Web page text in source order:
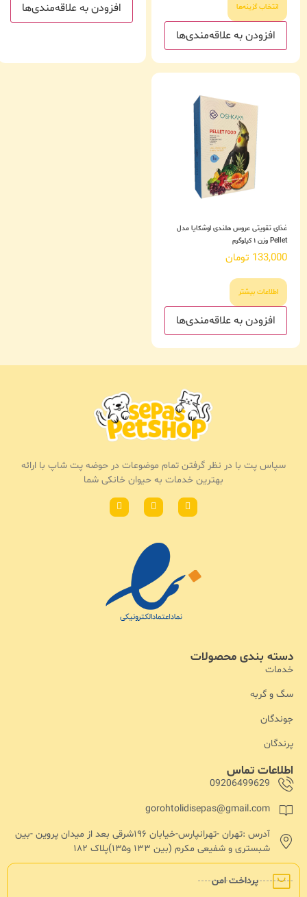
انتخاب گزینه‌ها
افزودن به علاقه‌مندی‌ها
افزودن به علاقه‌مندی‌ها
غذای تقویتی عروس هلندی اوشکایا مدل
Pellet وزن ۱ کیلوگرم
133,000 تومان
اطلاعات بیشتر
افزودن به علاقه‌مندی‌ها
پرداخت امن
اطلاعات تماس
09206499629
gorohtolidisepas@gmail.com
آدرس :تهران -تهرانپارس-خیابان ۱۹۶شرقی بعد از میدان پروین -بین
شبستری و شفیعی مکرم (بین ۱۳۳ و۱۳۵)پلاک ۱۸۲
دسته بندی محصولات
خدمات
سگ و گربه
جوندگان
پرندگان
سپاس پت با در نظر گرفتن تمام موضوعات در حوضه پت شاپ با ارائه
بهترین خدمات به حیوان خانکی شما